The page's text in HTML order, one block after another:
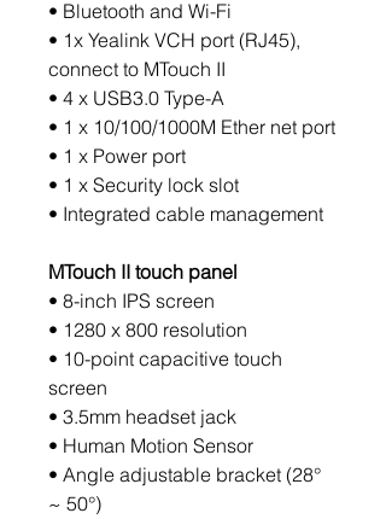
• Bluetooth and Wi-Fi
• 1x Yealink VCH port (RJ45),
connect to MTouch II
• 4 x USB3.0 Type-A
• 1 x 10/100/1000M Ether net port
• 1 x Power port
• 1 x Security lock slot
• Integrated cable management
MTouch II touch panel
• 8-inch IPS screen
• 1280 x 800 resolution
• 10-point capacitive touch
screen
• 3.5mm headset jack
• Human Motion Sensor
• Angle adjustable bracket (28°
~ 50°)